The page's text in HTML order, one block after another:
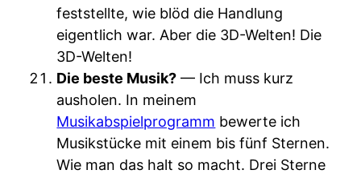
feststellte, wie blöd die Handlung
eigentlich war. Aber die 3D-Welten! Die
3D-Welten!
Die beste Musik? — Ich muss kurz
ausholen. In meinem
Musikabspielprogramm bewerte ich
Musikstücke mit einem bis fünf Sternen.
Wie man das halt so macht. Drei Sterne